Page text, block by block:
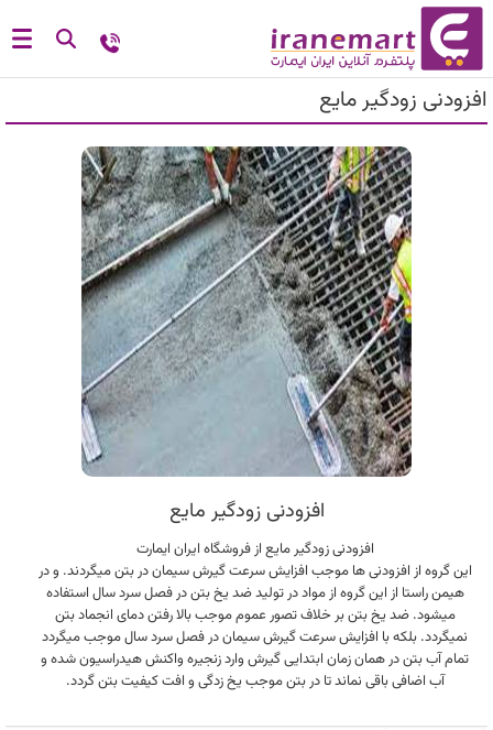
افزودنی زودگیر مایع
افزودنی زودگیر مایع
افزودنی زودگیر مایع از فروشگاه ایران ایمارت
این گروه از افزودنی ها موجب افزایش سرعت گیرش سیمان در بتن میگردند. و در
هیمن راستا از این گروه از مواد در تولید ضد یخ بتن در فصل سرد سال استفاده
میشود. ضد یخ بتن بر خلاف تصور عموم موجب بالا رفتن دمای انجماد بتن
نمیگردد. بلکه با افزایش سرعت گیرش سیمان در فصل سرد سال موجب میگردد
تمام آب بتن در همان زمان ابتدایی گیرش وارد زنجیره واکنش هیدراسیون شده و
آب اضافی باقی نماند تا در بتن موجب یخ زدگی و افت کیفیت بتن گردد.